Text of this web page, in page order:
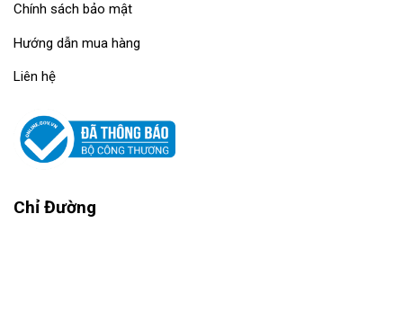
Chính sách bảo mật
Hướng dẫn mua hàng
Liên hệ
Chỉ Đường